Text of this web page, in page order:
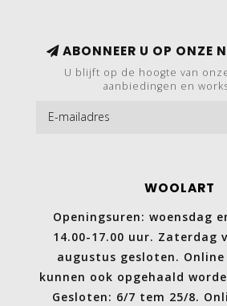
ABONNEER U OP ONZE
U blijft op de hoogte van
aanbiedingen en
WOOLART
Openingsuren: woensdag
14.00-17.00 uur. Zaterdag
augustus gesloten.
kunnen ook opgehaald
Gesloten: 6/7 tem 25/8.